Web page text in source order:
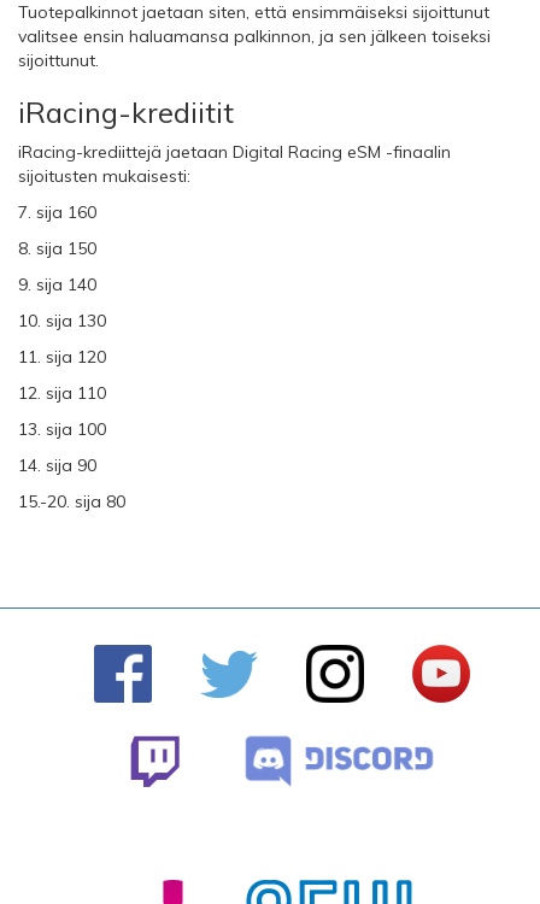
Tuotepalkinnot jaetaan siten, että ensimmäiseksi sijoittunut
valitsee ensin haluamansa palkinnon, ja sen jälkeen toiseksi
sijoittunut.
iRacing-krediitit
iRacing-krediittejä jaetaan Digital Racing eSM -finaalin
sijoitusten mukaisesti:
7. sija 160
8. sija 150
9. sija 140
10. sija 130
11. sija 120
12. sija 110
13. sija 100
14. sija 90
15.-20. sija 80